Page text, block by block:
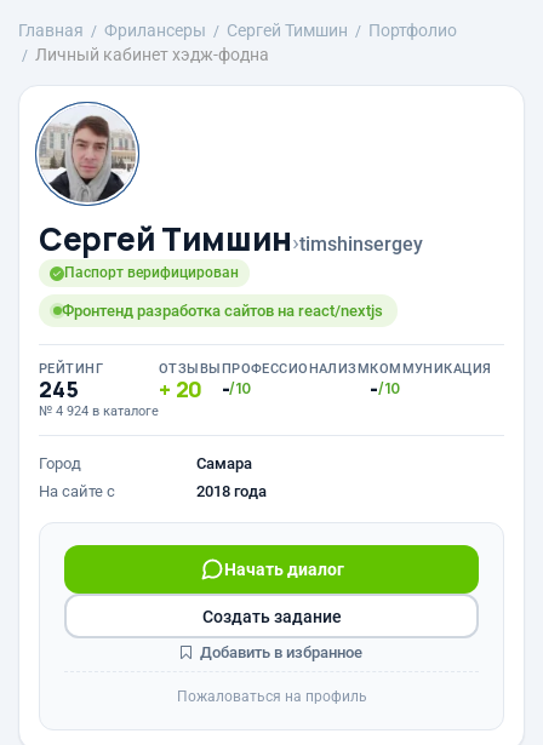
Главная Фрилансеры Сергей Тимшин
Портфолио
Личный кабинет хэдж-фодна
Сергей Тимшин›timshinsergey
Паспорт верифицирован
Фронтенд разработка сайтов на react/nextjs
РЕЙТИНГ
245
№ 4 924 в каталоге
ОТЗЫВЫ
20
ПРОФЕССИОНАЛИЗМ
-/10
КОММУНИКАЦИЯ
-/10
Город
Самара
На сайте с
2018 года
Начать диалог
Создать задание
Добавить в избранное
Пожаловаться на профиль